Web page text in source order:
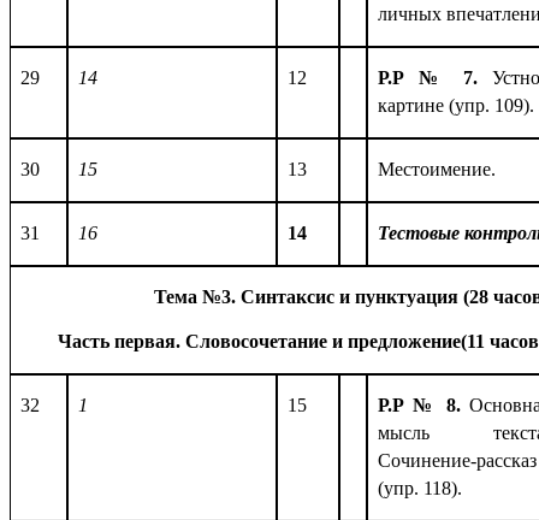
личных
29 14 12 Р.Р № 7.
картине (упр. 109).
30 15 13 Местоимение.
31 16 14 Тестовые
Тема №3. Синтаксис и пунктуация (28
Часть первая. Словосочетание и предложение(11
32 1 15 Р.Р № 8.
мысль
Сочинение-рассказ
(упр. 118).